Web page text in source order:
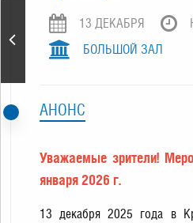
Сергей Безруков.
Эксклюзивный показ!
Поэтический вечер «Два
поэта»
13 ДЕКАБРЯ
БОЛЬШОЙ ЗАЛ
АНОНС
Уважаемые зрители!
января 2026 г.
13 декабря 2025 года в